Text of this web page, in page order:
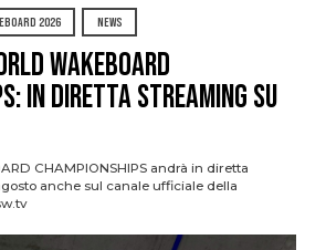
2026 NEWS
WAKEBOARD
IN DIRETTA STREAMING SU
CHAMPIONSHIPS andrà in diretta
anche sul canale ufficiale della